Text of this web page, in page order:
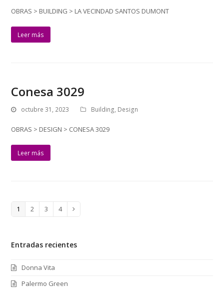
OBRAS > BUILDING > LA VECINDAD SANTOS DUMONT
Leer más
Conesa 3029
octubre 31, 2023 Building, Design
OBRAS > DESIGN > CONESA 3029
Leer más
Page
1 Page
2 Page
3 Page
4
Entradas recientes
Donna Vita
Palermo Green